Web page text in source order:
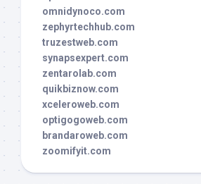
omnidynoco.com
zephyrtechhub.com
truzestweb.com
synapsexpert.com
zentarolab.com
quikbiznow.com
xceleroweb.com
optigogoweb.com
brandaroweb.com
zoomifyit.com